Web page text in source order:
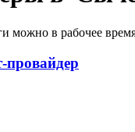
можно в рабочее
провайдер